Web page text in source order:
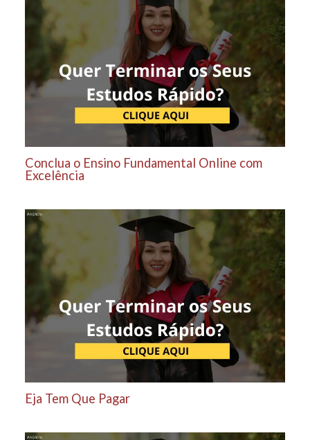
Conclua o Ensino Fundamental Online com
Excelência
Eja Tem Que Pagar